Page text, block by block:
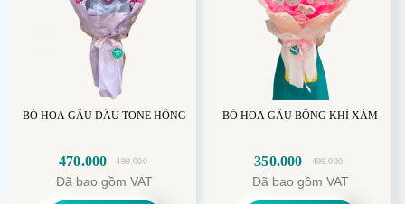
BÓ HOA GẤU DÂU TONE HỒNG
499.000
gốc
470.000
hiện
Đã bao gồm VAT
BÓ HOA GẤU BÔNG KHỈ XÁM
499.000
gốc
350.000
hiện
Đã bao gồm VAT